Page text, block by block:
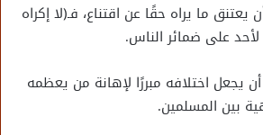
ما يراه حقًا عن اقتناع، فـ﴿لا إكراه
على ضمائر الناس.
اختلافه مبررًا لإهانة من يعظمه
بين المسلمين.